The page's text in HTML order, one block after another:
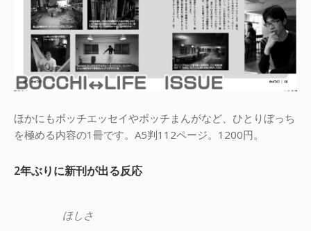
ほかにもボッチエッセイやボッチまんがなど、ひとりぼっち
を極める内容の1冊です。A5判112ページ。1200円。
2年ぶりに新刊が出る反応
ほしさ